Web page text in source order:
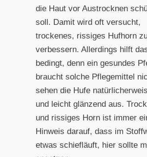
die Haut vor Austrocknen
soll. Damit wird oft versucht,
trockenes, rissiges Hufhorn
verbessern. Allerdings hilft
bedingt, denn ein gesundes
braucht solche Pflegemittel
sehen die Hufe
und leicht glänzend aus.
und rissiges Horn ist immer
Hinweis darauf, dass im
etwas schiefläuft, hier sollte